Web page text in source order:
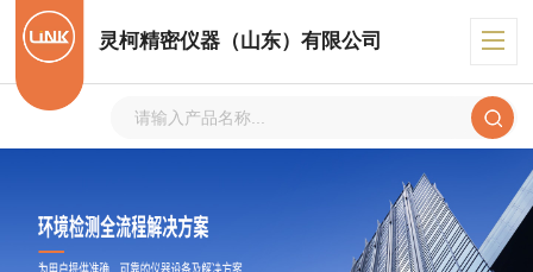
灵柯精密仪器（山东）有限公司